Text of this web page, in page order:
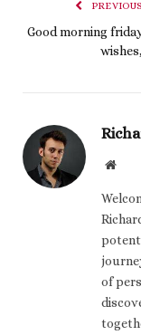
Good morning
of